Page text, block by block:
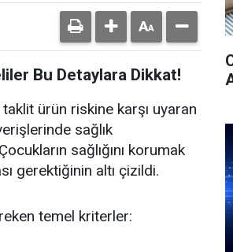
Bu Detaylara Dikkat!
ürün riskine karşı uyaran
sağlık
sağlığını korumak
gerektiğinin altı çizildi.
temel kriterler: